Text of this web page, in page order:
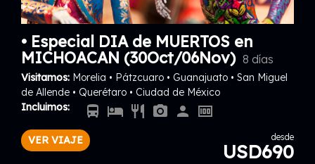
• Especial DIA de MUERTOS en
MICHOACAN (30Oct/06Nov) 8 días
Visitamos: Morelia • Pátzcuaro • Guanajuato • San Miguel
de Allende • Querétaro • Ciudad de México
Incluimos:
directions_bus hotel restaurant photo_camera person money
VER VIAJE desde
USD690